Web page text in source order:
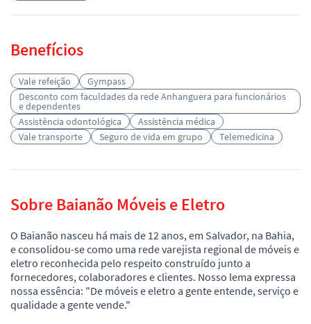
Benefícios
Vale refeição
Gympass
Desconto com faculdades da rede Anhanguera para funcionários
e dependentes
Assistência odontológica
Assistência médica
Vale transporte
Seguro de vida em grupo Telemedicina
Sobre Baianão Móveis e Eletro
O Baianão nasceu há mais de 12 anos, em Salvador, na Bahia,
e consolidou-se como uma rede varejista regional de móveis e
eletro reconhecida pelo respeito construído junto a
fornecedores, colaboradores e clientes. Nosso lema expressa
nossa essência: "De móveis e eletro a gente entende, serviço e
qualidade a gente vende."